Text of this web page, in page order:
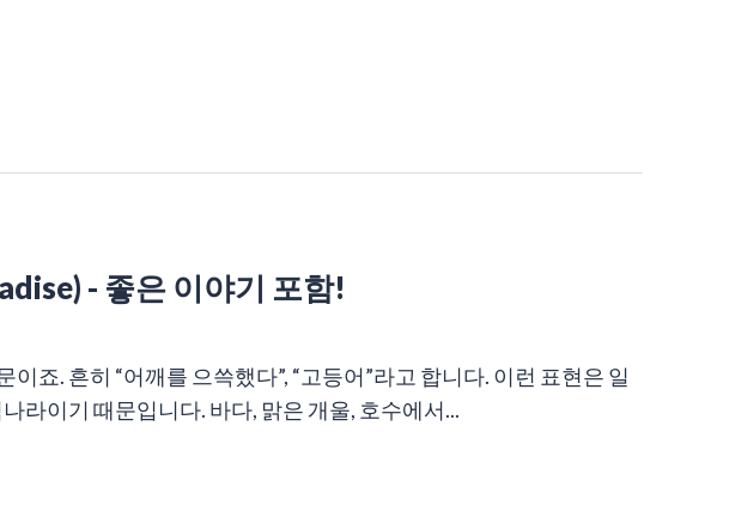
- 좋은 이야기 포함!
이죠. 흔히 “어깨를 으쓱했다”, “고등어”라고 합니다. 이런 표현은 일
라이기 때문입니다. 바다, 맑은 개울, 호수에서...